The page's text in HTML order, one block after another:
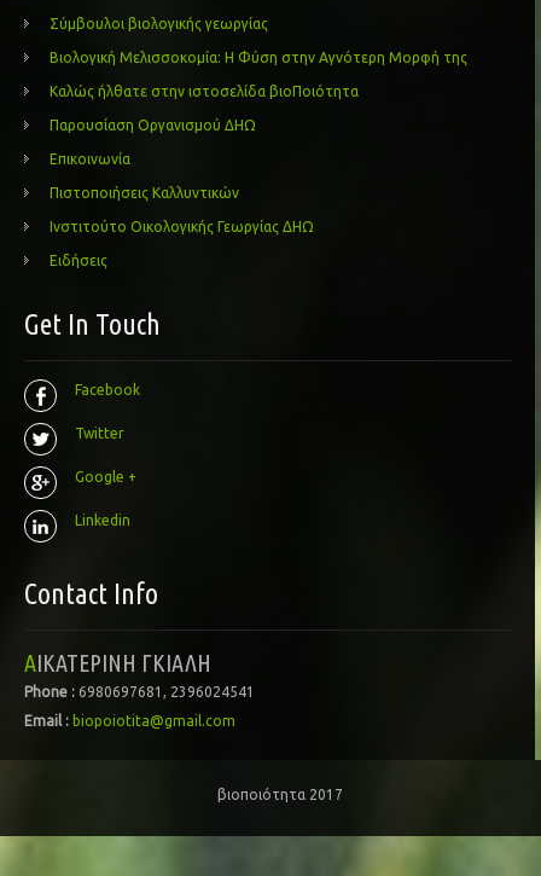
Σύμβουλοι βιολογικής γεωργίας
Βιολογική Μελισσοκομία: Η Φύση στην Αγνότερη Μορφή της
Καλώς ήλθατε στην ιστοσελίδα βιοΠοιότητα
Παρουσίαση Οργανισμού ΔΗΩ
Επικοινωνία
Πιστοποιήσεις Καλλυντικών
Ινστιτούτο Οικολογικής Γεωργίας ΔΗΩ
Ειδήσεις
Get In Touch
Facebook
Twitter
Google +
Linkedin
Contact Info
ΑΙΚΑΤΕΡΙΝΗ ΓΚΙΑΛΗ
Phone : 6980697681, 2396024541
Email : biopoiotita@gmail.com
βιοποιότητα 2017